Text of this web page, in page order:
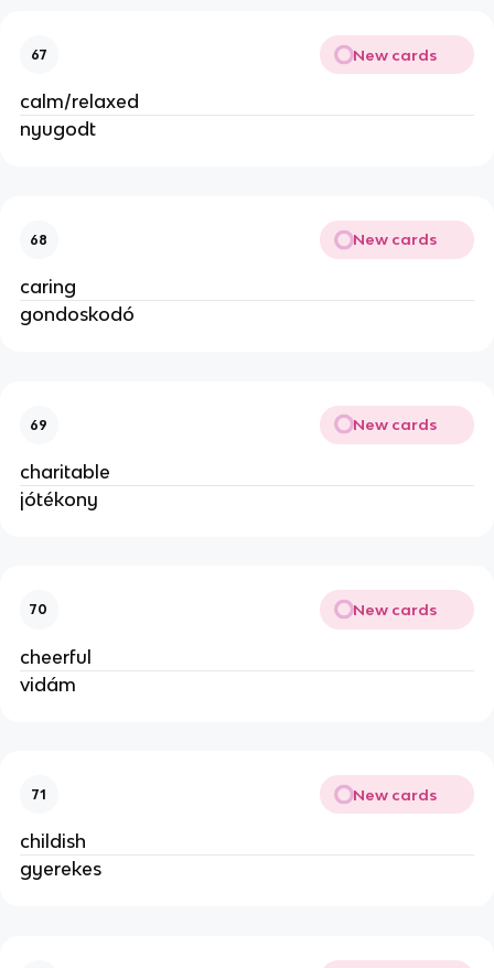
67 New cards
calm/relaxed
nyugodt
68 New cards
caring
gondoskodó
69 New cards
charitable
jótékony
70 New cards
cheerful
vidám
71 New cards
childish
gyerekes